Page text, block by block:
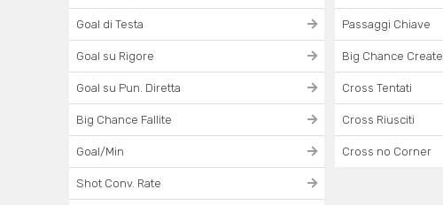
Goal di Testa
Goal su Rigore
Goal su Pun. Diretta
Big Chance Fallite
Goal/Min
Shot Conv. Rate
Passaggi Chiave
Big Chance Create
Cross Tentati
Cross Riusciti
Cross no Corner